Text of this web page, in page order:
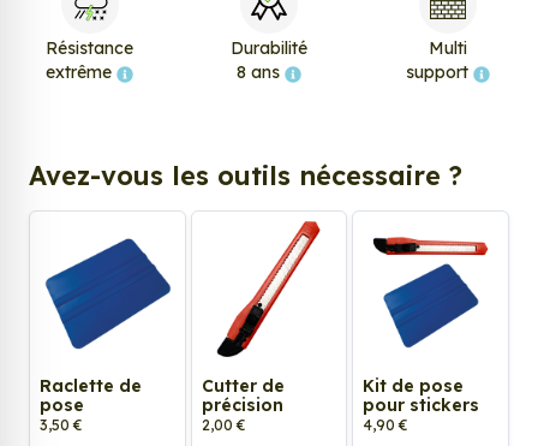
Résistance
extrême
Durabilité
8 ans
Multi
support
Avez-vous les outils nécessaire ?
Raclette de
pose
3,50 €
Cutter de
précision
2,00 €
Kit de pose
pour stickers
4,90 €